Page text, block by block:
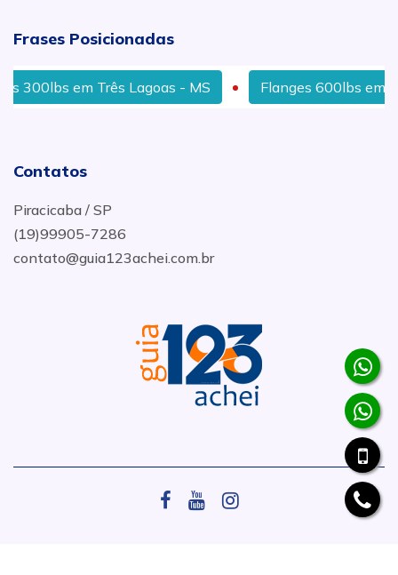
Frases Posicionadas
em Três Lagoas - MS Flanges 600lbs em
Contatos
Piracicaba / SP
(19)99905-7286
contato@guia123achei.com.br